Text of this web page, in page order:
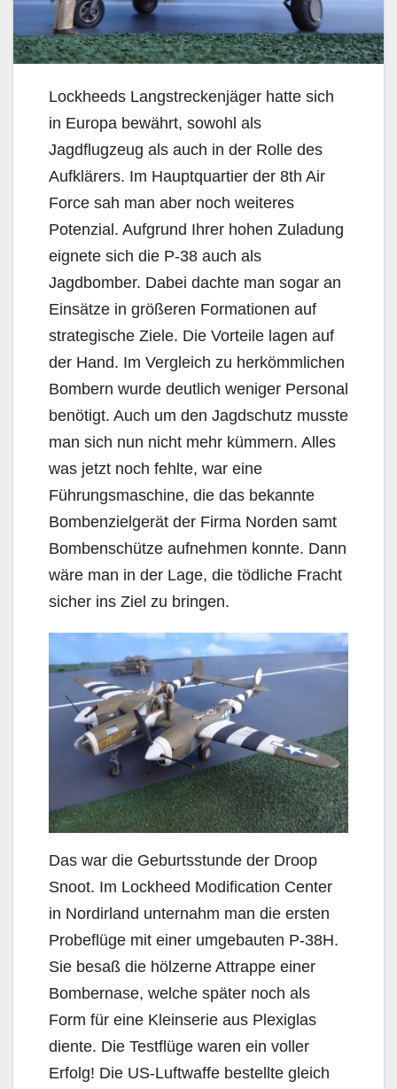
Lockheeds Langstreckenjäger hatte sich
in Europa bewährt, sowohl als
Jagdflugzeug als auch in der Rolle des
Aufklärers. Im Hauptquartier der 8th Air
Force sah man aber noch weiteres
Potenzial. Aufgrund Ihrer hohen Zuladung
eignete sich die P-38 auch als
Jagdbomber. Dabei dachte man sogar an
Einsätze in größeren Formationen auf
strategische Ziele. Die Vorteile lagen auf
der Hand. Im Vergleich zu herkömmlichen
Bombern wurde deutlich weniger Personal
benötigt. Auch um den Jagdschutz musste
man sich nun nicht mehr kümmern. Alles
was jetzt noch fehlte, war eine
Führungsmaschine, die das bekannte
Bombenzielgerät der Firma Norden samt
Bombenschütze aufnehmen konnte. Dann
wäre man in der Lage, die tödliche Fracht
sicher ins Ziel zu bringen.
Das war die Geburtsstunde der Droop
Snoot. Im Lockheed Modification Center
in Nordirland unternahm man die ersten
Probeflüge mit einer umgebauten P-38H.
Sie besaß die hölzerne Attrappe einer
Bombernase, welche später noch als
Form für eine Kleinserie aus Plexiglas
diente. Die Testflüge waren ein voller
Erfolg! Die US-Luftwaffe bestellte gleich